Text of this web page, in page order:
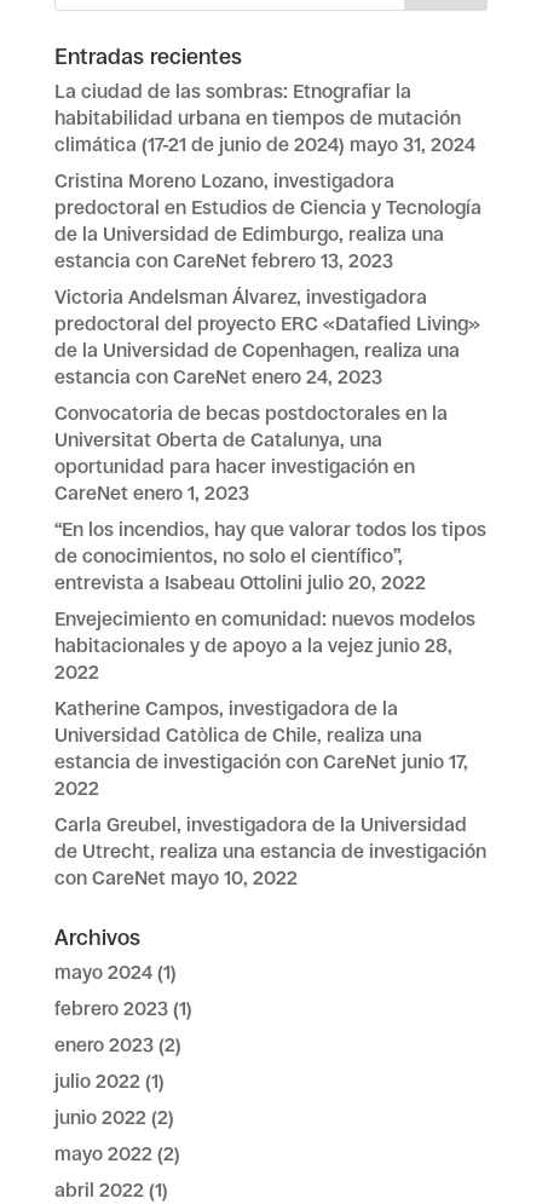
Entradas recientes
La ciudad de las sombras: Etnografiar la
habitabilidad urbana en tiempos de mutación
climática (17-21 de junio de 2024) mayo 31, 2024
Cristina Moreno Lozano, investigadora
predoctoral en Estudios de Ciencia y Tecnología
de la Universidad de Edimburgo, realiza una
estancia con CareNet febrero 13, 2023
Victoria Andelsman Álvarez, investigadora
predoctoral del proyecto ERC «Datafied Living»
de la Universidad de Copenhagen, realiza una
estancia con CareNet enero 24, 2023
Convocatoria de becas postdoctorales en la
Universitat Oberta de Catalunya, una
oportunidad para hacer investigación en
CareNet enero 1, 2023
“En los incendios, hay que valorar todos los tipos
de conocimientos, no solo el científico”,
entrevista a Isabeau Ottolini julio 20, 2022
Envejecimiento en comunidad: nuevos modelos
habitacionales y de apoyo a la vejez junio 28,
2022
Katherine Campos, investigadora de la
Universidad Catòlica de Chile, realiza una
estancia de investigación con CareNet junio 17,
2022
Carla Greubel, investigadora de la Universidad
de Utrecht, realiza una estancia de investigación
con CareNet mayo 10, 2022
Archivos
mayo 2024(1)
febrero 2023(1)
enero 2023(2)
julio 2022(1)
junio 2022(2)
mayo 2022(2)
abril 2022(1)